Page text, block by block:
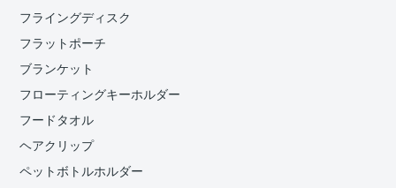
フライングディスク
フラットポーチ
ブランケット
フローティングキーホルダー
フードタオル
ヘアクリップ
ペットボトルホルダー